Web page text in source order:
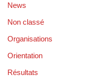
News
Non classé
Organisations
Orientation
Résultats